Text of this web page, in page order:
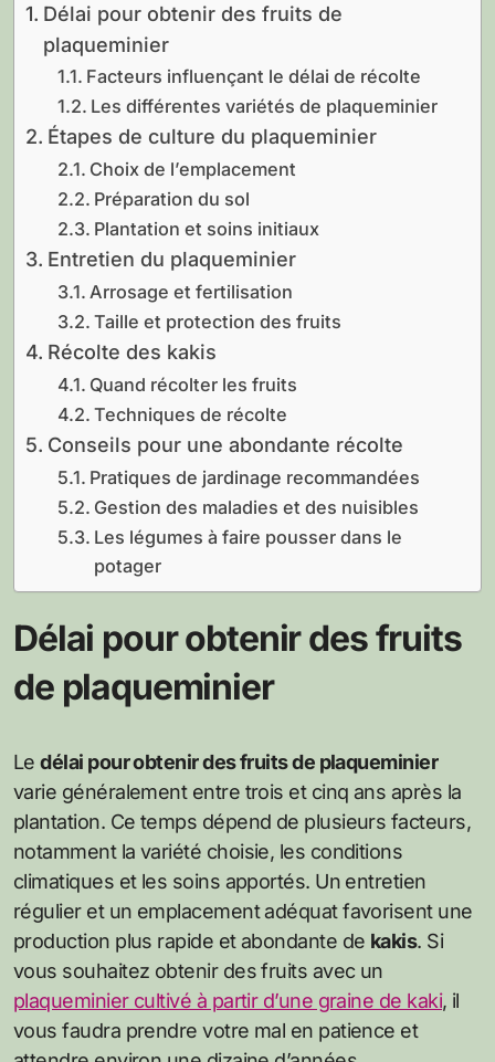
Délai pour obtenir des fruits de
plaqueminier
Facteurs influençant le délai de récolte
Les différentes variétés de plaqueminier
Étapes de culture du plaqueminier
Choix de l’emplacement
Préparation du sol
Plantation et soins initiaux
Entretien du plaqueminier
Arrosage et fertilisation
Taille et protection des fruits
Récolte des kakis
Quand récolter les fruits
Techniques de récolte
Conseils pour une abondante récolte
Pratiques de jardinage recommandées
Gestion des maladies et des nuisibles
Les légumes à faire pousser dans le
potager
Délai pour obtenir des fruits
de plaqueminier
Ledélai pour obtenir des fruits de plaqueminier
varie généralement entre trois et cinq ans après la
plantation. Ce temps dépend de plusieurs facteurs,
notamment la variété choisie, les conditions
climatiques et les soins apportés. Un entretien
régulier et un emplacement adéquat favorisent une
production plus rapide et abondante de kakis. Si
vous souhaitez obtenir des fruits avec un
plaqueminier cultivé à partir d’une graine de kaki, il
vous faudra prendre votre mal en patience et